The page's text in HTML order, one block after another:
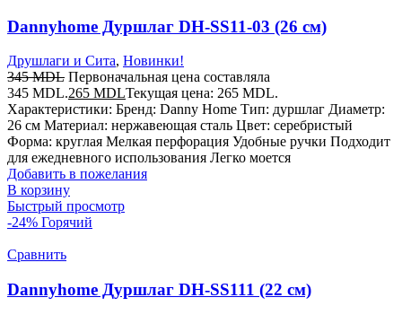
Dannyhome Дуршлаг DH-SS11-03 (26 см)
Друшлаги и Сита, Новинки!
345MDL Первоначальная цена составляла
345 MDL.265 MDLТекущая цена: 265 MDL.
Характеристики: Бренд: Danny Home Тип: дуршлаг Диаметр:
26 см Материал: нержавеющая сталь Цвет: серебристый
Форма: круглая Мелкая перфорация Удобные ручки Подходит
для ежедневного использования Легко моется
Добавить в пожелания
В корзину
Быстрый просмотр
-24% Горячий
Сравнить
Dannyhome Дуршлаг DH-SS111 (22 см)